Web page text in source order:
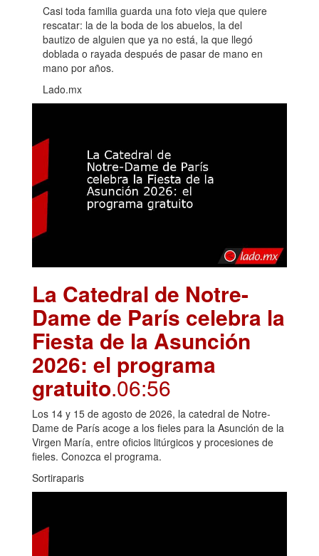
Casi toda familia guarda una foto vieja que quiere
rescatar: la de la boda de los abuelos, la del
bautizo de alguien que ya no está, la que llegó
doblada o rayada después de pasar de mano en
mano por años.
Lado.mx
La Catedral de Notre-
Dame de París celebra la
Fiesta de la Asunción
2026: el programa
gratuito.06:56
Los 14 y 15 de agosto de 2026, la catedral de Notre-
Dame de París acoge a los fieles para la Asunción de la
Virgen María, entre oficios litúrgicos y procesiones de
fieles. Conozca el programa.
Sortiraparis